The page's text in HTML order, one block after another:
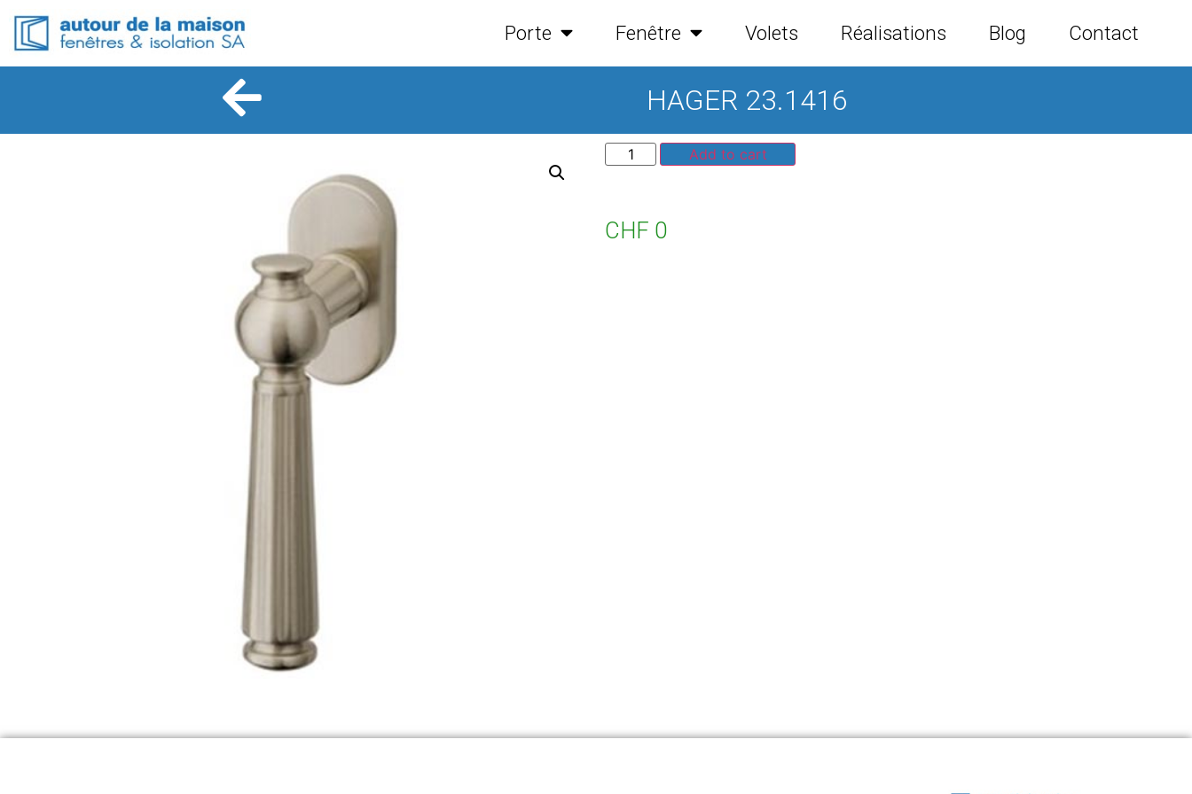
Porte Fenêtre Volets Réalisations Blog Contact
HAGER 23.1416
Add to cart
CHF 0